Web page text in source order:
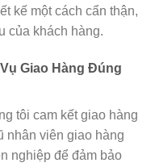
kế một cách cẩn thận,
của khách hàng.
Giao Hàng Đúng
tôi cam kết giao hàng
nhân viên giao hàng
nghiệp để đảm bảo